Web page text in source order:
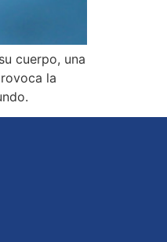
cuerpo, una
la